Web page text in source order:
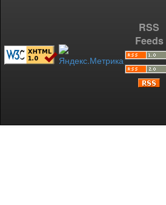
RSS
Feeds